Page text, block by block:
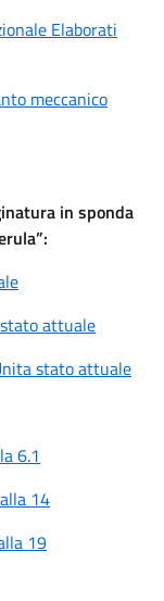
Elaborati
meccanico
in sponda
attuale
stato attuale
6.1
14
19